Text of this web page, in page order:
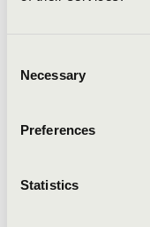
Selection
Necessary
Preferences
Statistics